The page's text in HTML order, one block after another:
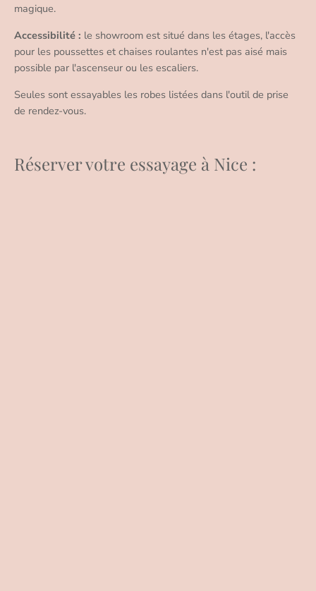
magique.
Accessibilité : le showroom est situé dans les étages, l'accès
pour les poussettes et chaises roulantes n'est pas aisé mais
possible par l'ascenseur ou les escaliers.
Seules sont essayables les robes listées dans l'outil de prise
de rendez-vous.
Réserver votre essayage à Nice :